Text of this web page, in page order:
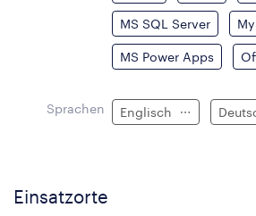
MS SQL Server
MS Power Apps
Sprachen Englisch
Einsatzorte